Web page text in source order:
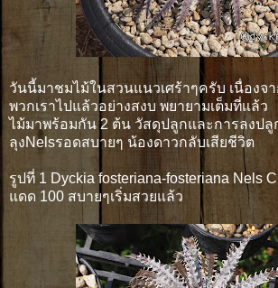
วันนี้มาชมไม้ในสวนแนวเศร้าๆครับ เนื่องจ
พวกเราไปแล้วอย่างสงบ พยายามเต็มที่เเล้ว
ไม้มาพร้อมกัน 2 ต้น วัสดุปลูกและการลงปลู
ลุงNelsรอดสบายๆ น้องดาวกลับเสียชีวิต
รูปที่ 1 Dyckia fosteriana-fosteriana Nels
แดด 100 สบายๆเริ่มสวยแล้ว